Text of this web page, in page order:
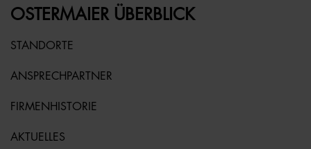
OSTERMAIER ÜBERBLICK
STANDORTE
ANSPRECHPARTNER
FIRMENHISTORIE
AKTUELLES